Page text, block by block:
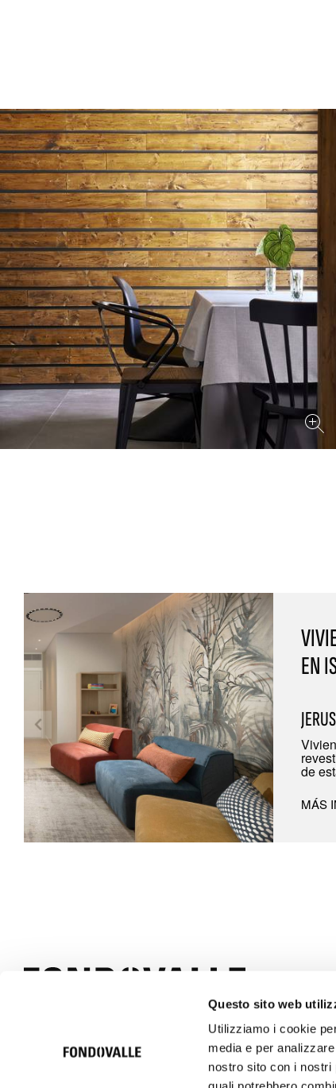
Questo sito web
Utilizziamo i cookie
media e per
nostro sito con i nostri
EN
de
MÁS
© 2026 Ceramica Fondovalle S.p.A. SB | Italcer Group
Società soggetta alla direzione e coordinamento di Italcer
P.iva 00183500362